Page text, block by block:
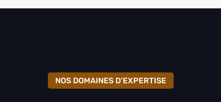
NOS DOMAINES D’EXPERTISE